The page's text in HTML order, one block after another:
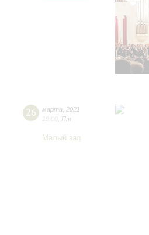
26 марта
2021
19:00 Пт
Малый зал